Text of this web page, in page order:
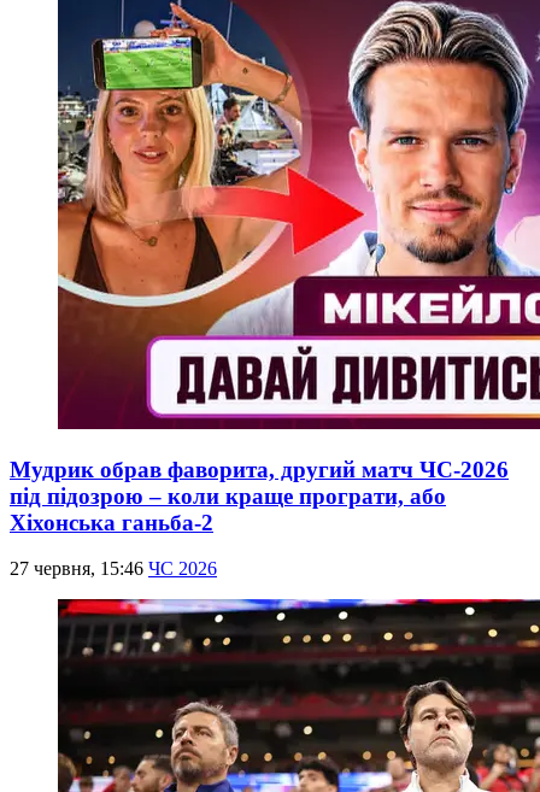
Мудрик обрав фаворита, другий матч ЧС-2026
під підозрою – коли краще програти, або
Хіхонська ганьба-2
27 червня, 15:46 ЧС 2026